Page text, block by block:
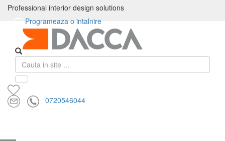
Professional interior design solutions
Programeaza o intalnire
Professional interior design solutions
0720546044
PRODUSE
Pardoseli
de
calitate
Amenajare
Pereti
Mobilier
de
interior
si
exterior
Solutii
acustice
birou
Corpuri
de
iluminat
Textile
HoReCa
Toate
produsele